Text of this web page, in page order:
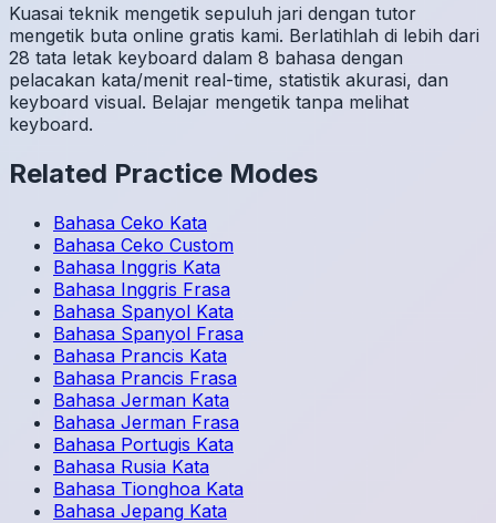
Kuasai teknik mengetik sepuluh jari dengan tutor
mengetik buta online gratis kami. Berlatihlah di lebih dari
28 tata letak keyboard dalam 8 bahasa dengan
pelacakan kata/menit real-time, statistik akurasi, dan
keyboard visual. Belajar mengetik tanpa melihat
keyboard.
Related Practice Modes
Bahasa Ceko Kata
Bahasa Ceko Custom
Bahasa Inggris Kata
Bahasa Inggris Frasa
Bahasa Spanyol Kata
Bahasa Spanyol Frasa
Bahasa Prancis Kata
Bahasa Prancis Frasa
Bahasa Jerman Kata
Bahasa Jerman Frasa
Bahasa Portugis Kata
Bahasa Rusia Kata
Bahasa Tionghoa Kata
Bahasa Jepang Kata